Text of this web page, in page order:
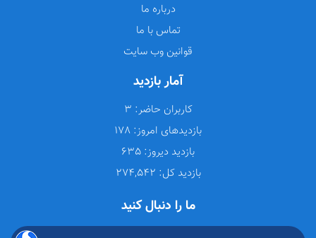
درباره ما
تماس با ما
قوانین وب سایت
آمار بازدید
کاربران حاضر:
بازدیدهای امروز:
بازدید دیروز:
بازدید کل:
ما را دنبال کنید